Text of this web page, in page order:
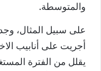
والمتوسطة.
على سبيل المثال،
أجريت على أنابيب
يقلل من الفترة